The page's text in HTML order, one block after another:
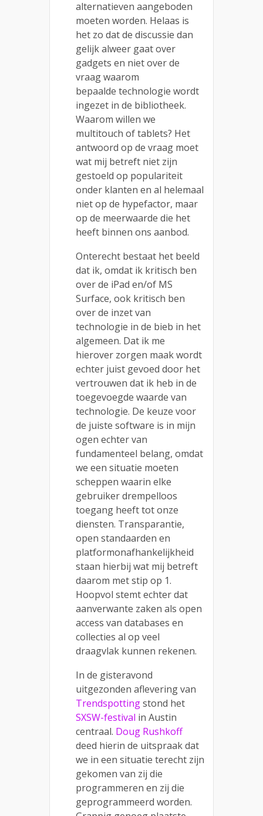
alternatieven aangeboden
moeten worden. Helaas is
het zo dat de discussie dan
gelijk alweer gaat over
gadgets en niet over de
vraag waarom
bepaalde technologie wordt
ingezet in de bibliotheek.
Waarom willen we
multitouch of tablets? Het
antwoord op de vraag moet
wat mij betreft niet zijn
gestoeld op populariteit
onder klanten en al helemaal
niet op de hypefactor, maar
op de meerwaarde die het
heeft binnen ons aanbod.
Onterecht bestaat het beeld
dat ik, omdat ik kritisch ben
over de iPad en/of MS
Surface, ook kritisch ben
over de inzet van
technologie in de bieb in het
algemeen. Dat ik me
hierover zorgen maak wordt
echter juist gevoed door het
vertrouwen dat ik heb in de
toegevoegde waarde van
technologie. De keuze voor
de juiste software is in mijn
ogen echter van
fundamenteel belang, omdat
we een situatie moeten
scheppen waarin elke
gebruiker drempelloos
toegang heeft tot onze
diensten. Transparantie,
open standaarden en
platformonafhankelijkheid
staan hierbij wat mij betreft
daarom met stip op 1.
Hoopvol stemt echter dat
aanverwante zaken als open
access van databases en
collecties al op veel
draagvlak kunnen rekenen.
In de gisteravond
uitgezonden aflevering van
Trendspottingstond het
SXSW-festival in Austin
centraal. Doug Rushkoff
deed hierin de uitspraak dat
we in een situatie terecht zijn
gekomen van zij die
programmeren en zij die
geprogrammeerd worden.